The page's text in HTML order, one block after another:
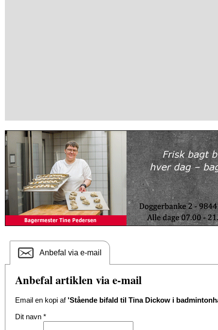
Anbefal via e-mail
Anbefal artiklen via e-mail
Email en kopi af'Stående bifald til Tina Dickow i
Dit navn *